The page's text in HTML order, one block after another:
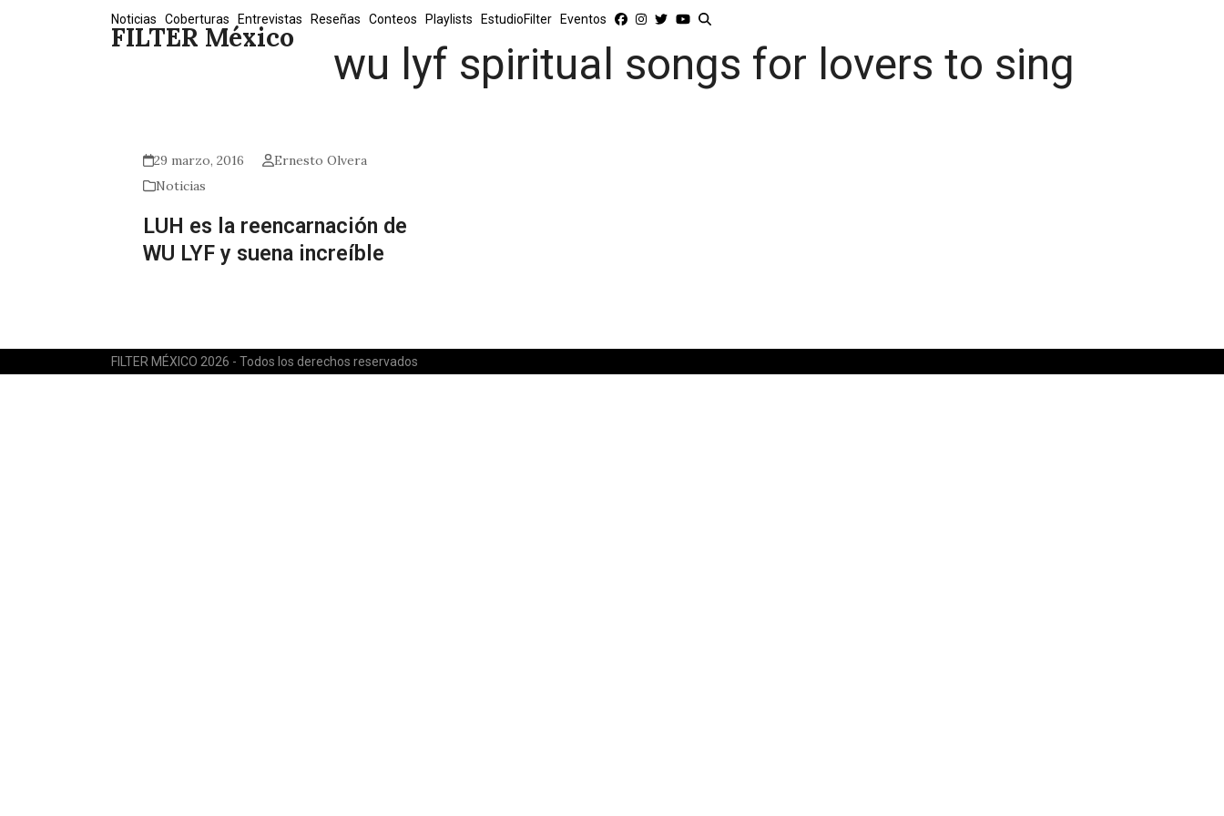
FILTER México
Noticias Coberturas Entrevistas Reseñas Conteos Playlists EstudioFilter Eventos
wu lyf spiritual songs for lovers to sing
29 marzo, 2016
Ernesto Olvera
Noticias
LUH es la reencarnación de
WU LYF y suena increíble
FILTER MÉXICO 2026 - Todos los derechos reservados